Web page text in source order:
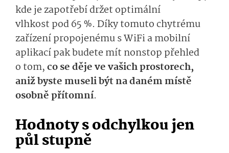
kde je zapotřebídržet op­timální
vlhkost pod 65 %. Díky tomuto chytrému
zařízení propojenému sWiFia mobilní
aplikací pak budete mít nonstop přeh­led
o tom,co se děje ve vašich prostorech,
aniž byste museli být na daném místě
osobně přítomní.
Hodnoty sodchylkoujen
půl stupně